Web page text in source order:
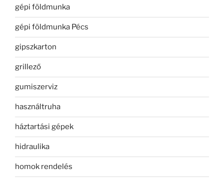
gépi földmunka
gépi földmunka Pécs
gipszkarton
grillező
gumiszerviz
használtruha
háztartási gépek
hidraulika
homok rendelés